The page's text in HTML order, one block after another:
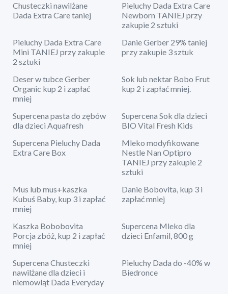
Chusteczki nawilżane
Dada Extra Care taniej
Pieluchy Dada Extra Care
Newborn TANIEJ przy
zakupie 2 sztuki
Pieluchy Dada Extra Care
Mini TANIEJ przy zakupie
2 sztuki
Danie Gerber 29% taniej
przy zakupie 3 sztuk
Deser w tubce Gerber
Organic kup 2 i zapłać
mniej
Sok lub nektar Bobo Frut
kup 2 i zapłać mniej.
Supercena pasta do zębów
dla dzieci Aquafresh
Supercena Sok dla dzieci
BIO Vital Fresh Kids
Supercena Pieluchy Dada
Extra Care Box
Mleko modyfikowane
Nestle Nan Optipro
TANIEJ przy zakupie 2
sztuki
Mus lub mus+kaszka
Kubuś Baby, kup 3 i zapłać
mniej
Danie Bobovita, kup 3 i
zapłać mniej
Kaszka Bobobovita
Porcja zbóż, kup 2 i zapłać
mniej
Supercena Mleko dla
dzieci Enfamil, 800 g
Supercena Chusteczki
nawilżane dla dzieci i
niemowląt Dada Everyday
Pieluchy Dada do -40% w
Biedronce